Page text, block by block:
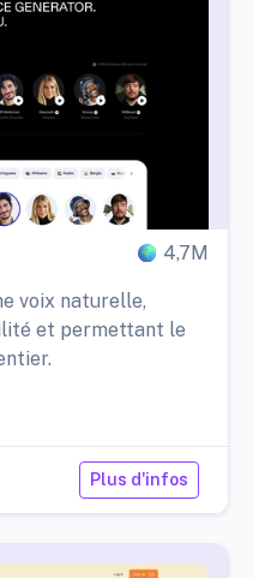
4,7M
voix naturelle,
et permettant le
Plus d'infos